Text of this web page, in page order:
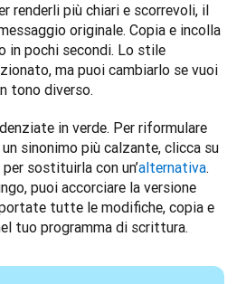
renderli più chiari e scorrevoli, il
originale. Copia e incolla
in pochi secondi. Lo stile
ma puoi cambiarlo se vuoi
tono diverso.
in verde. Per riformulare
sinonimo più calzante, clicca su
sostituirla con un’alternativa.
puoi accorciare la versione
tutte le modifiche, copia e
tuo programma di scrittura.